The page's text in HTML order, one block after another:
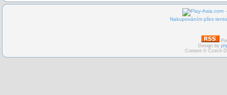
Nakupováním přes
Design by
Content © Czech